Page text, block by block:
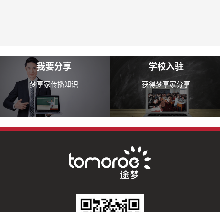
我要分享
梦享家传播知识
学校入驻
获得梦享家分享